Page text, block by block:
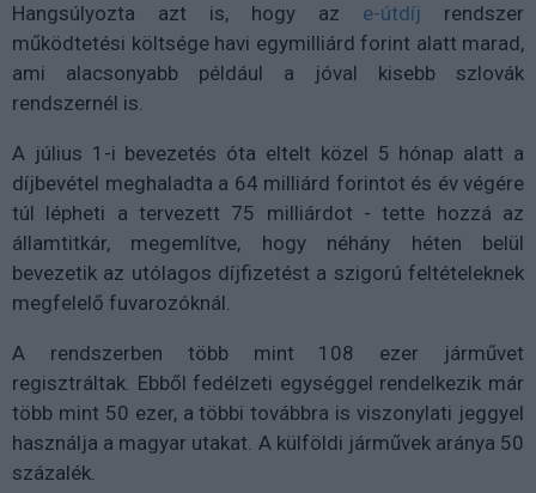
Hangsúlyozta azt is, hogy az e-útdíj rendszer
működtetési költsége havi egymilliárd forint alatt marad,
ami alacsonyabb például a jóval kisebb szlovák
rendszernél is.
A július 1-i bevezetés óta eltelt közel 5 hónap alatt a
díjbevétel meghaladta a 64 milliárd forintot és év végére
túl lépheti a tervezett 75 milliárdot - tette hozzá az
államtitkár, megemlítve, hogy néhány héten belül
bevezetik az utólagos díjfizetést a szigorú feltételeknek
megfelelő fuvarozóknál.
A rendszerben több mint 108 ezer járművet
regisztráltak. Ebből fedélzeti egységgel rendelkezik már
több mint 50 ezer, a többi továbbra is viszonylati jeggyel
használja a magyar utakat. A külföldi járművek aránya 50
százalék.